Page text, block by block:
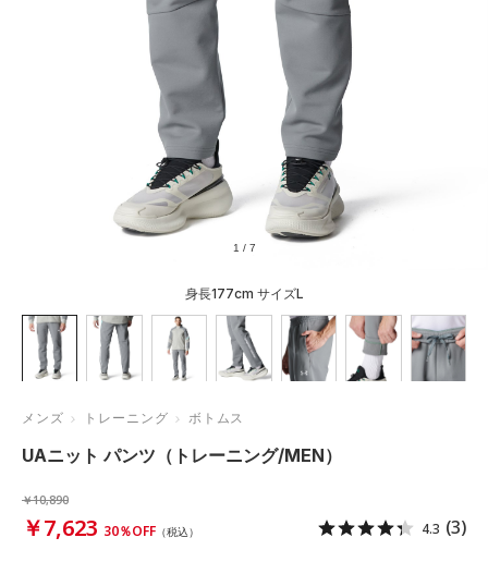
1 / 7
身長177cm サイズL
メンズ トレーニング ボトムス
UAニット パンツ（トレーニング/MEN）
￥10,890
￥7,623 30％OFF （税込） 4.3 (3)